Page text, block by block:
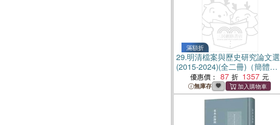
滿額折
29.明清檔案與歷史研究論文選
(2015-2024)(全二冊)（簡體
書）優惠價： 87 1357
無庫存